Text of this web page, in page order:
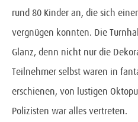
rund 80 Kinder an, die sich
vergnügen konnten. Die
Glanz, denn nicht nur die
Teilnehmer selbst waren in
erschienen, von lustigen
Polizisten war alles vertreten.